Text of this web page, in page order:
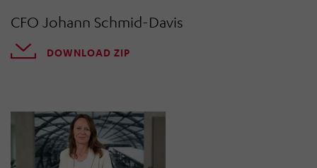
CFO Johann Schmid-Davis
DOWNLOAD ZIP